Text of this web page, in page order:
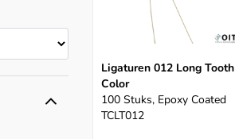
Ligaturen 012 Long Tooth
Color
100 Stuks, Epoxy Coated
TCLT012